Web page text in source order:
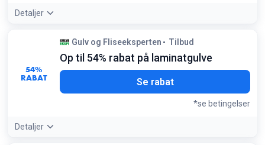
Detaljer
Tilbudsdetaljer:
Check Bathlife og Tapwell serierne for de
største besparelser på moderne messing og sorte
Betingelser:
Gælder kun for markerede kampagnevarer i
badeværelseskategorien
54%
RABAT
Gulv og Fliseeksperten Tilbud
Op til 54% rabat på laminatgulve
Se rabat
*se betingelser
Detaljer